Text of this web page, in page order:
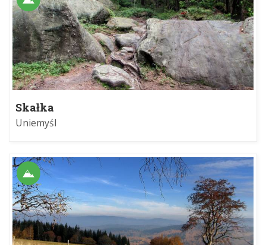
Skałka
Uniemyśl